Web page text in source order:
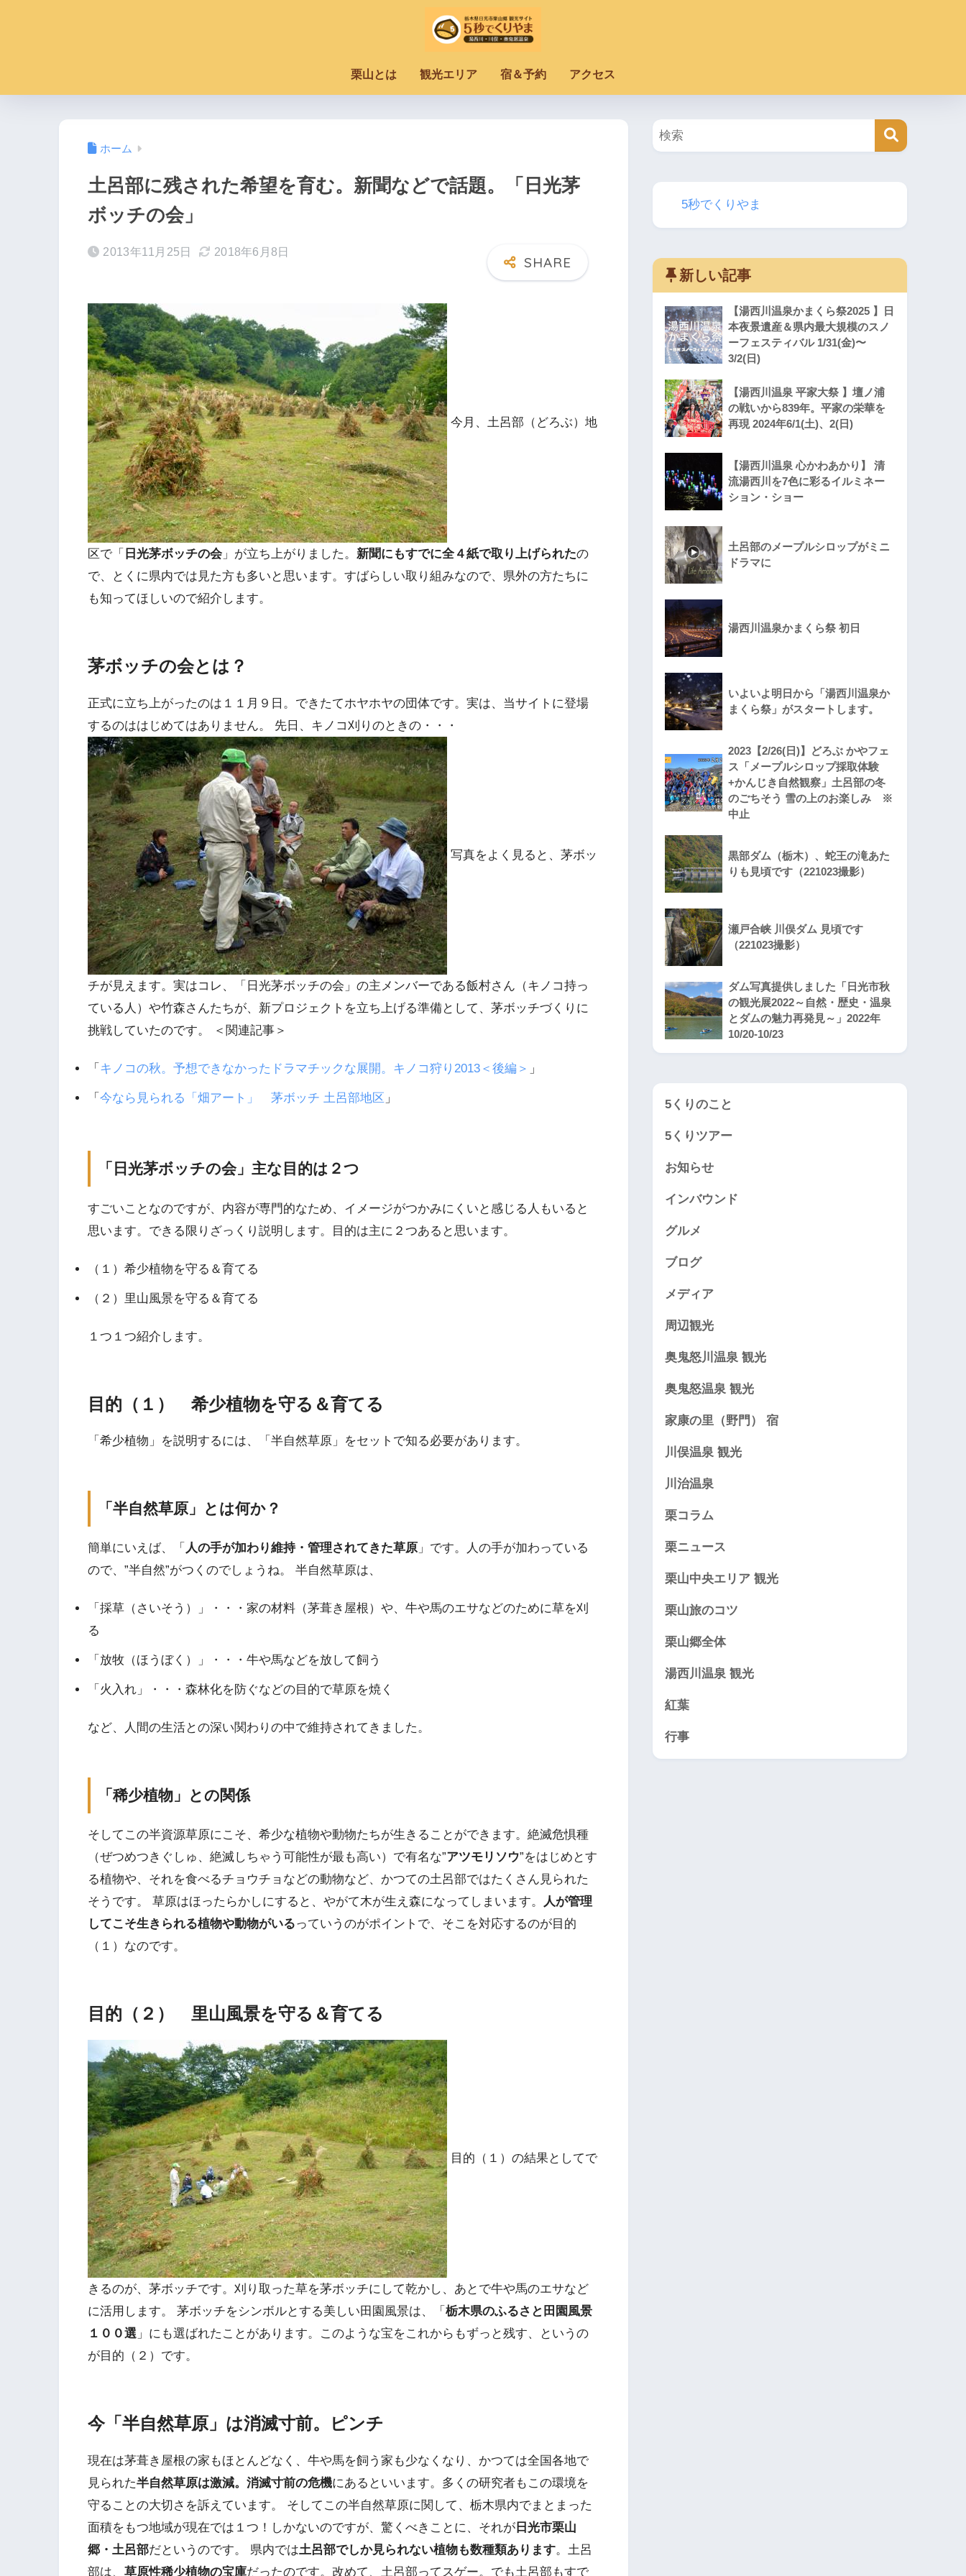
栗山とは 観光エリア 宿＆予約 アクセス
ホーム
土呂部に残された希望を育む。新聞などで話題。「日光茅
ボッチの会」
2013年11月25日 2018年6月8日
今月、土呂部（どろぶ）地
区で「 日光茅ボッチの会 」が立ち上がりました。 新聞にもすでに全４紙で取り上げられたの
で、とくに県内では見た方も多いと思います。すばらしい取り組みなので、県外の方たちに
も知ってほしいので紹介します。
茅ボッチの会とは？
正式に立ち上がったのは１１月９日。できたてホヤホヤの団体です。実は、当サイトに登場
するのははじめてはありません。 先日、キノコ刈りのときの・・・
写真をよく見ると、茅ボッ
チが見えます。実はコレ、「日光茅ボッチの会」の主メンバーである飯村さん（キノコ持っ
ている人）や竹森さんたちが、新プロジェクトを立ち上げる準備として、茅ボッチづくりに
挑戦していたのです。 ＜関連記事＞
「 キノコの秋。予想できなかったドラマチックな展開。キノコ狩り2013＜後編＞ 」
「 今なら見られる「畑アート」 茅ボッチ 土呂部地区 」
「日光茅ボッチの会」主な目的は２つ
すごいことなのですが、内容が専門的なため、イメージがつかみにくいと感じる人もいると
思います。できる限りざっくり説明します。目的は主に２つあると思います。
（１）希少植物を守る＆育てる
（２）里山風景を守る＆育てる
１つ１つ紹介します。
目的（１） 希少植物を守る＆育てる
「希少植物」を説明するには、「半自然草原」をセットで知る必要があります。
「半自然草原」とは何か？
簡単にいえば、「 人の手が加わり維持・管理されてきた草原 」です。人の手が加わっている
ので、”半自然”がつくのでしょうね。 半自然草原は、
「採草（さいそう）」・・・家の材料（茅葺き屋根）や、牛や馬のエサなどのために草を刈
る
「放牧（ほうぼく）」・・・牛や馬などを放して飼う
「火入れ」・・・森林化を防ぐなどの目的で草原を焼く
など、人間の生活との深い関わりの中で維持されてきました。
「稀少植物」との関係
そしてこの半資源草原にこそ、希少な植物や動物たちが生きることができます。絶滅危惧種
（ぜつめつきぐしゅ、絶滅しちゃう可能性が最も高い）で有名な”アツモリソウ”をはじめとす
る植物や、それを食べるチョウチョなどの動物など、かつての土呂部ではたくさん見られた
そうです。 草原はほったらかしにすると、やがて木が生え森になってしまいます。
人が管理
してこそ生きられる植物や動物がいるっていうのがポイントで、そこを対応するのが目的
（１）なのです。
目的（２） 里山風景を守る＆育てる
目的（１）の結果としてで
きるのが、茅ボッチです。刈り取った草を茅ボッチにして乾かし、あとで牛や馬のエサなど
に活用します。 茅ボッチをシンボルとする美しい田園風景は、「 栃木県のふるさと田園風景
１００選 」にも選ばれたことがあります。このような宝をこれからもずっと残す、というの
が目的（２）です。
今「半自然草原」は消滅寸前。ピンチ
現在は茅葺き屋根の家もほとんどなく、牛や馬を飼う家も少なくなり、かつては全国各地で
見られた半自然草原は激減。消滅寸前の危機にあるといいます。多くの研究者もこの環境を
守ることの大切さを訴えています。 そしてこの半自然草原に関して、栃木県内でまとまった
面積をもつ地域が現在では１つ！しかないのですが、驚くべきことに、それが 日光市栗山
郷・土呂部だというのです。 県内では土呂部でしか見られない植物も数種類あります。土呂
部は、 草原性稀少植物の宝庫だったのです。改めて、土呂部ってスゲー。でも土呂部もすで
5秒でくりやま
新しい記事
【湯西川温泉かまくら祭2025 】日
本夜景遺産＆県内最大規模のスノ
ーフェスティバル 1/31(金)〜
3/2(日)
【湯西川温泉 平家大祭 】壇ノ浦
の戦いから839年。平家の栄華を
再現 2024年6/1(土)、2(日)
【湯西川温泉 心かわあかり】 清
流湯西川を7色に彩るイルミネー
ション・ショー
土呂部のメープルシロップがミニ
ドラマに
湯西川温泉かまくら祭 初日
いよいよ明日から「湯西川温泉か
まくら祭」がスタートします。
2023【2/26(日)】どろぶ かやフェ
ス「メープルシロップ採取体験
+かんじき自然観察」土呂部の冬
のごちそう 雪の上のお楽しみ ※
中止
黒部ダム（栃木）、蛇王の滝あた
りも見頃です（221023撮影）
瀬戸合峡 川俣ダム 見頃です
（221023撮影）
ダム写真提供しました「日光市秋
の観光展2022～自然・歴史・温泉
とダムの魅力再発見～」2022年
10/20-10/23
5くりのこと
5くりツアー
お知らせ
インバウンド
グルメ
ブログ
メディア
周辺観光
奥鬼怒川温泉 観光
奥鬼怒温泉 観光
家康の里（野門） 宿
川俣温泉 観光
川治温泉
栗コラム
栗ニュース
栗山中央エリア 観光
栗山旅のコツ
栗山郷全体
湯西川温泉 観光
紅葉
行事